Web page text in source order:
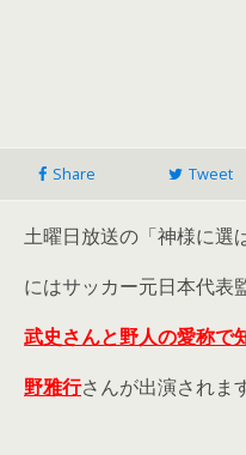
Share Tweet
土曜日放送の「神様に選
にはサッカー元日本代表
武史さんと野人の愛称で
野雅行さんが出演されます